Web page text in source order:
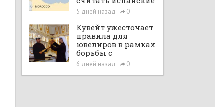
анклавы своими
территориями
5 дней назад 0
Кувейт ужесточает
правила для
ювелиров в рамках
борьбы с
отмыванием денег
6 дней назад 0